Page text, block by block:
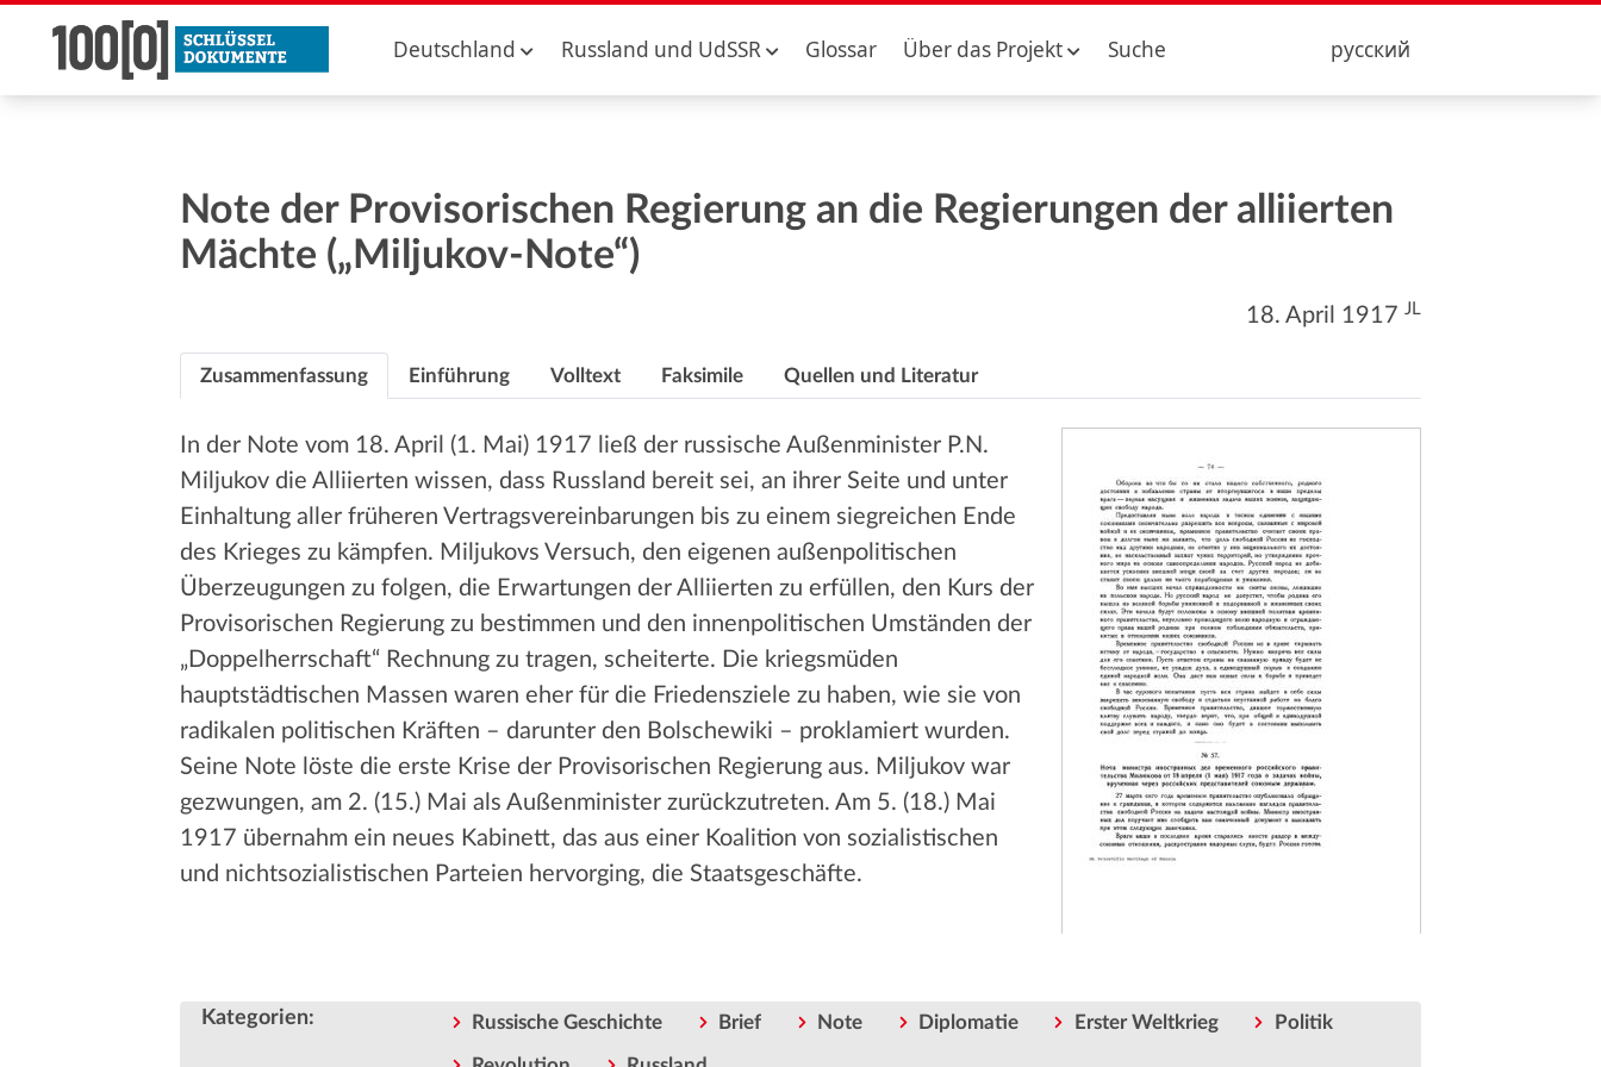
Deutschland Russland und UdSSR Glossar Über das Projekt Suche русский
Note der Provisorischen Regierung an die Regierungen der alliierten
Mächte („Miljukov-Note“)
18. April 1917JL
Zusammenfassung Einführung Volltext Faksimile Quellen und Literatur
In der Note vom 18. April (1. Mai) 1917 ließ der russische Außenminister P.N.
Miljukov die Alliierten wissen, dass Russland bereit sei, an ihrer Seite und unter
Einhaltung aller früheren Vertragsvereinbarungen bis zu einem siegreichen Ende
des Krieges zu kämpfen. Miljukovs Versuch, den eigenen außenpolitischen
Überzeugungen zu folgen, die Erwartungen der Alliierten zu erfüllen, den Kurs der
Provisorischen Regierung zu bestimmen und den innenpolitischen Umständen der
„Doppelherrschaft“ Rechnung zu tragen, scheiterte. Die kriegsmüden
hauptstädtischen Massen waren eher für die Friedensziele zu haben, wie sie von
radikalen politischen Kräften – darunter den Bolschewiki – proklamiert wurden.
Seine Note löste die erste Krise der Provisorischen Regierung aus. Miljukov war
gezwungen, am 2. (15.) Mai als Außenminister zurückzutreten. Am 5. (18.) Mai
1917 übernahm ein neues Kabinett, das aus einer Koalition von sozialistischen
und nichtsozialistischen Parteien hervorging, die Staatsgeschäfte.
Kategorien: Russische Geschichte Brief Note Diplomatie Erster Weltkrieg Politik